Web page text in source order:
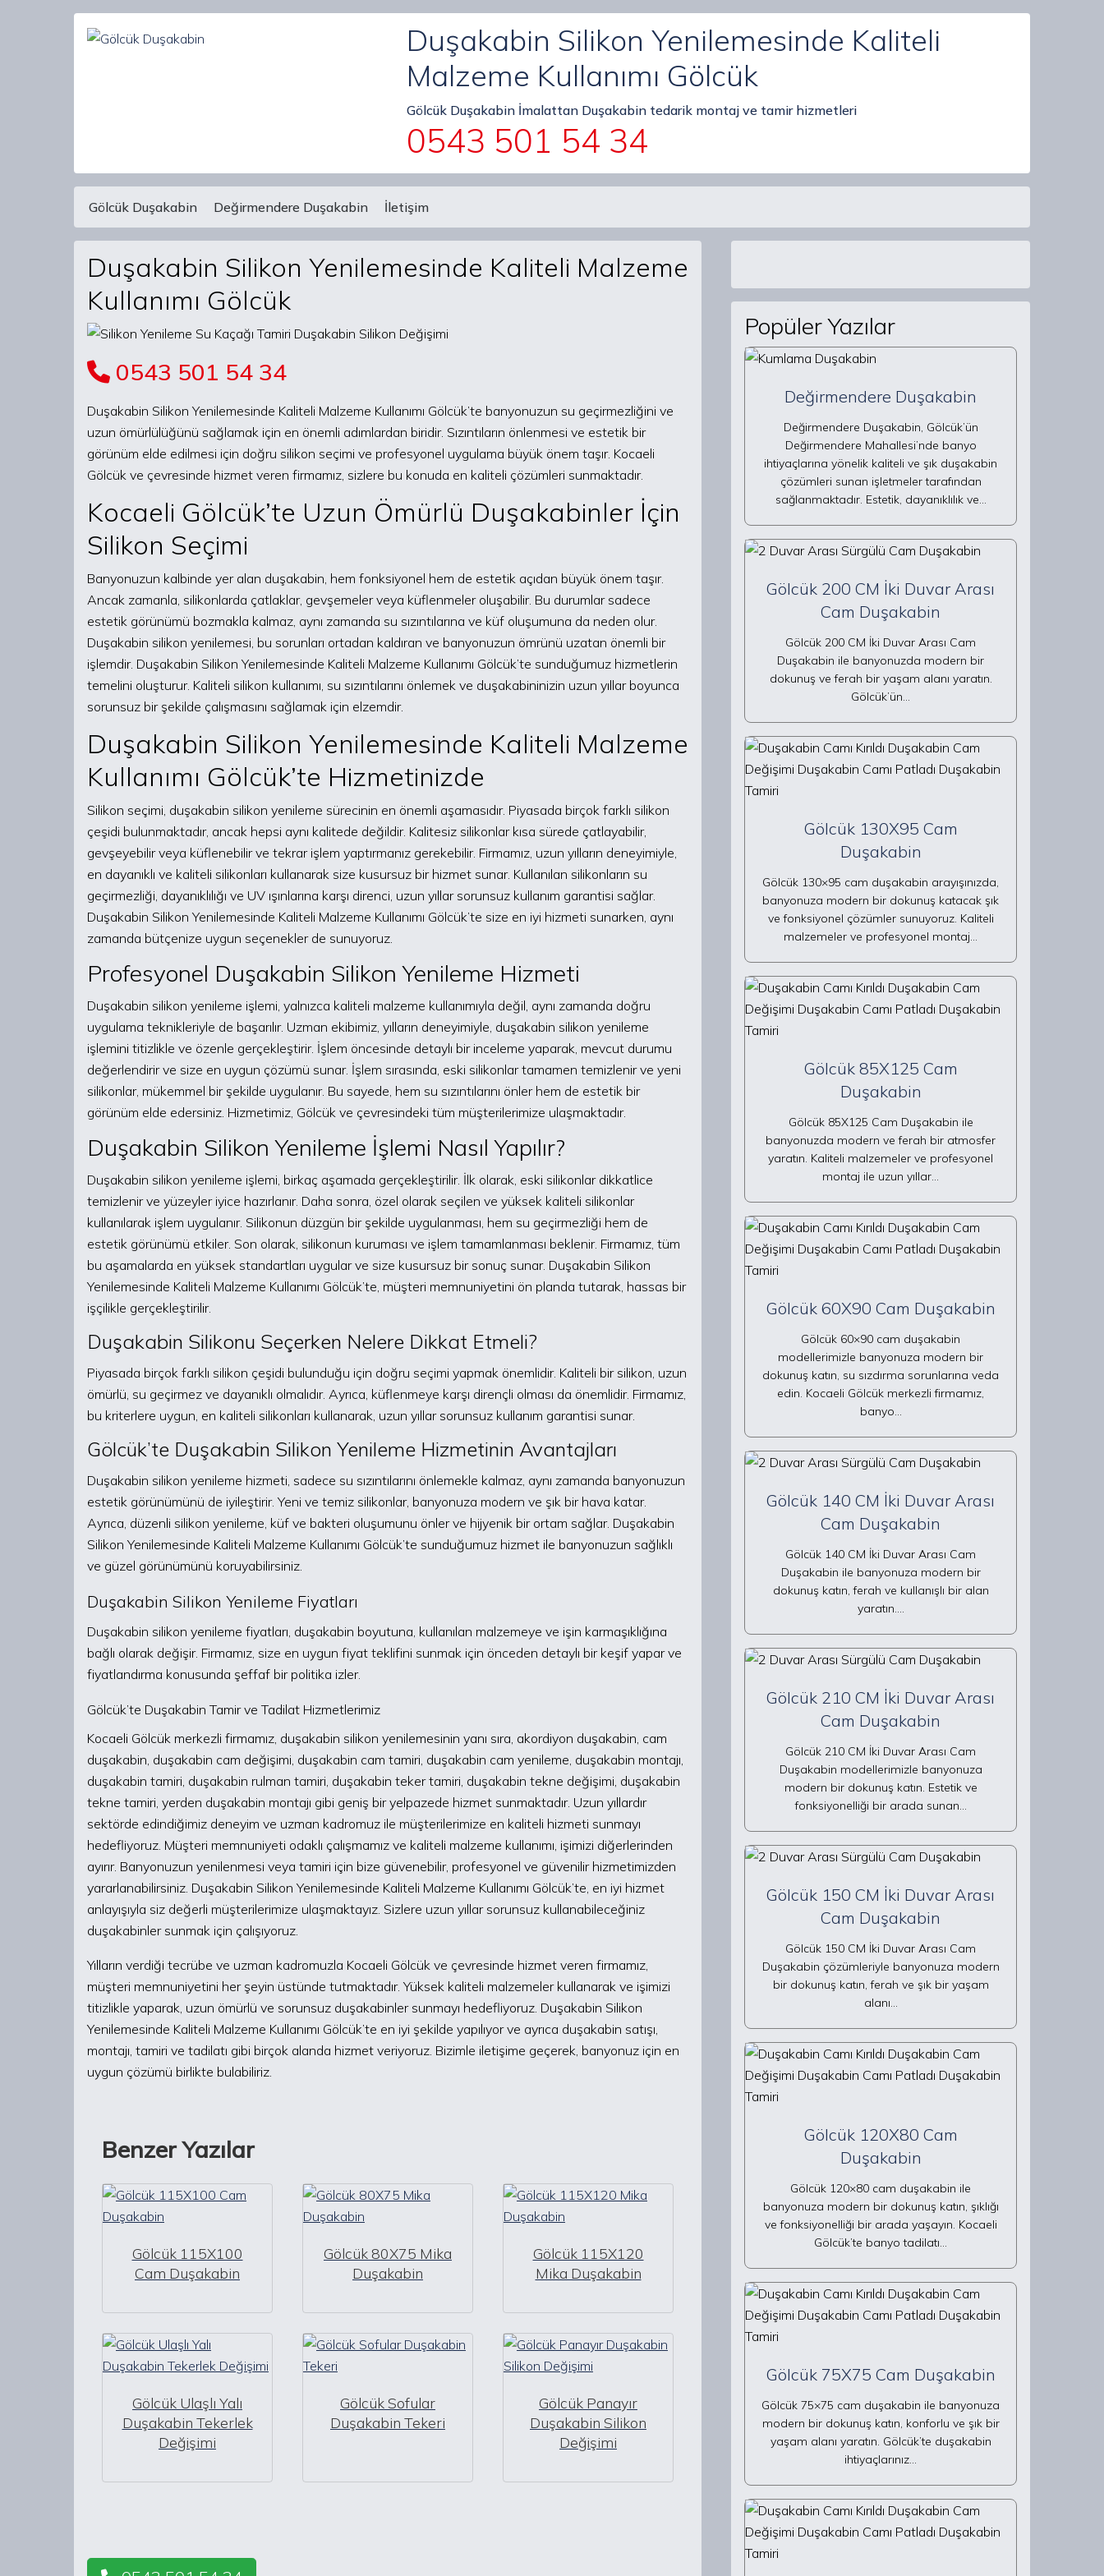
Duşakabin Silikon Yenilemesinde Kaliteli
Malzeme Kullanımı Gölcük
Gölcük Duşakabin İmalattan Duşakabin tedarik montaj ve tamir hizmetleri
0543 501 54 34
Main Navigation
Gölcük Duşakabin Değirmendere Duşakabin İletişim
Duşakabin Silikon Yenilemesinde Kaliteli Malzeme
Kullanımı Gölcük
0543 501 54 34
Duşakabin Silikon Yenilemesinde Kaliteli Malzeme Kullanımı Gölcük’te banyonuzun su geçirmezliğini ve
uzun ömürlülüğünü sağlamak için en önemli adımlardan biridir. Sızıntıların önlenmesi ve estetik bir
görünüm elde edilmesi için doğru silikon seçimi ve profesyonel uygulama büyük önem taşır. Kocaeli
Gölcük ve çevresinde hizmet veren firmamız, sizlere bu konuda en kaliteli çözümleri sunmaktadır.
Kocaeli Gölcük’te Uzun Ömürlü Duşakabinler İçin
Silikon Seçimi
Banyonuzun kalbinde yer alan duşakabin, hem fonksiyonel hem de estetik açıdan büyük önem taşır.
Ancak zamanla, silikonlarda çatlaklar, gevşemeler veya küflenmeler oluşabilir. Bu durumlar sadece
estetik görünümü bozmakla kalmaz, aynı zamanda su sızıntılarına ve küf oluşumuna da neden olur.
Duşakabin silikon yenilemesi, bu sorunları ortadan kaldıran ve banyonuzun ömrünü uzatan önemli bir
işlemdir. Duşakabin Silikon Yenilemesinde Kaliteli Malzeme Kullanımı Gölcük’te sunduğumuz hizmetlerin
temelini oluşturur. Kaliteli silikon kullanımı, su sızıntılarını önlemek ve duşakabininizin uzun yıllar boyunca
sorunsuz bir şekilde çalışmasını sağlamak için elzemdir.
Duşakabin Silikon Yenilemesinde Kaliteli Malzeme
Kullanımı Gölcük’te Hizmetinizde
Silikon seçimi, duşakabin silikon yenileme sürecinin en önemli aşamasıdır. Piyasada birçok farklı silikon
çeşidi bulunmaktadır, ancak hepsi aynı kalitede değildir. Kalitesiz silikonlar kısa sürede çatlayabilir,
gevşeyebilir veya küflenebilir ve tekrar işlem yaptırmanız gerekebilir. Firmamız, uzun yılların deneyimiyle,
en dayanıklı ve kaliteli silikonları kullanarak size kusursuz bir hizmet sunar. Kullanılan silikonların su
geçirmezliği, dayanıklılığı ve UV ışınlarına karşı direnci, uzun yıllar sorunsuz kullanım garantisi sağlar.
Duşakabin Silikon Yenilemesinde Kaliteli Malzeme Kullanımı Gölcük’te size en iyi hizmeti sunarken, aynı
zamanda bütçenize uygun seçenekler de sunuyoruz.
Profesyonel Duşakabin Silikon Yenileme Hizmeti
Duşakabin silikon yenileme işlemi, yalnızca kaliteli malzeme kullanımıyla değil, aynı zamanda doğru
uygulama teknikleriyle de başarılır. Uzman ekibimiz, yılların deneyimiyle, duşakabin silikon yenileme
işlemini titizlikle ve özenle gerçekleştirir. İşlem öncesinde detaylı bir inceleme yaparak, mevcut durumu
değerlendirir ve size en uygun çözümü sunar. İşlem sırasında, eski silikonlar tamamen temizlenir ve yeni
silikonlar, mükemmel bir şekilde uygulanır. Bu sayede, hem su sızıntılarını önler hem de estetik bir
görünüm elde edersiniz. Hizmetimiz, Gölcük ve çevresindeki tüm müşterilerimize ulaşmaktadır.
Duşakabin Silikon Yenileme İşlemi Nasıl Yapılır?
Duşakabin silikon yenileme işlemi, birkaç aşamada gerçekleştirilir. İlk olarak, eski silikonlar dikkatlice
temizlenir ve yüzeyler iyice hazırlanır. Daha sonra, özel olarak seçilen ve yüksek kaliteli silikonlar
kullanılarak işlem uygulanır. Silikonun düzgün bir şekilde uygulanması, hem su geçirmezliği hem de
estetik görünümü etkiler. Son olarak, silikonun kuruması ve işlem tamamlanması beklenir. Firmamız, tüm
bu aşamalarda en yüksek standartları uygular ve size kusursuz bir sonuç sunar. Duşakabin Silikon
Yenilemesinde Kaliteli Malzeme Kullanımı Gölcük’te, müşteri memnuniyetini ön planda tutarak, hassas bir
işçilikle gerçekleştirilir.
Duşakabin Silikonu Seçerken Nelere Dikkat Etmeli?
Piyasada birçok farklı silikon çeşidi bulunduğu için doğru seçimi yapmak önemlidir. Kaliteli bir silikon, uzun
ömürlü, su geçirmez ve dayanıklı olmalıdır. Ayrıca, küflenmeye karşı dirençli olması da önemlidir. Firmamız,
bu kriterlere uygun, en kaliteli silikonları kullanarak, uzun yıllar sorunsuz kullanım garantisi sunar.
Gölcük’te Duşakabin Silikon Yenileme Hizmetinin Avantajları
Duşakabin silikon yenileme hizmeti, sadece su sızıntılarını önlemekle kalmaz, aynı zamanda banyonuzun
estetik görünümünü de iyileştirir. Yeni ve temiz silikonlar, banyonuza modern ve şık bir hava katar.
Ayrıca, düzenli silikon yenileme, küf ve bakteri oluşumunu önler ve hijyenik bir ortam sağlar. Duşakabin
Silikon Yenilemesinde Kaliteli Malzeme Kullanımı Gölcük’te sunduğumuz hizmet ile banyonuzun sağlıklı
ve güzel görünümünü koruyabilirsiniz.
Duşakabin Silikon Yenileme Fiyatları
Duşakabin silikon yenileme fiyatları, duşakabin boyutuna, kullanılan malzemeye ve işin karmaşıklığına
bağlı olarak değişir. Firmamız, size en uygun fiyat teklifini sunmak için önceden detaylı bir keşif yapar ve
fiyatlandırma konusunda şeffaf bir politika izler.
Gölcük’te Duşakabin Tamir ve Tadilat Hizmetlerimiz
Kocaeli Gölcük merkezli firmamız, duşakabin silikon yenilemesinin yanı sıra, akordiyon duşakabin, cam
duşakabin, duşakabin cam değişimi, duşakabin cam tamiri, duşakabin cam yenileme, duşakabin montajı,
duşakabin tamiri, duşakabin rulman tamiri, duşakabin teker tamiri, duşakabin tekne değişimi, duşakabin
tekne tamiri, yerden duşakabin montajı gibi geniş bir yelpazede hizmet sunmaktadır. Uzun yıllardır
sektörde edindiğimiz deneyim ve uzman kadromuz ile müşterilerimize en kaliteli hizmeti sunmayı
hedefliyoruz. Müşteri memnuniyeti odaklı çalışmamız ve kaliteli malzeme kullanımı, işimizi diğerlerinden
ayırır. Banyonuzun yenilenmesi veya tamiri için bize güvenebilir, profesyonel ve güvenilir hizmetimizden
yararlanabilirsiniz. Duşakabin Silikon Yenilemesinde Kaliteli Malzeme Kullanımı Gölcük’te, en iyi hizmet
anlayışıyla siz değerli müşterilerimize ulaşmaktayız. Sizlere uzun yıllar sorunsuz kullanabileceğiniz
duşakabinler sunmak için çalışıyoruz.
Yılların verdiği tecrübe ve uzman kadromuzla Kocaeli Gölcük ve çevresinde hizmet veren firmamız,
müşteri memnuniyetini her şeyin üstünde tutmaktadır. Yüksek kaliteli malzemeler kullanarak ve işimizi
titizlikle yaparak, uzun ömürlü ve sorunsuz duşakabinler sunmayı hedefliyoruz. Duşakabin Silikon
Yenilemesinde Kaliteli Malzeme Kullanımı Gölcük’te en iyi şekilde yapılıyor ve ayrıca duşakabin satışı,
montajı, tamiri ve tadilatı gibi birçok alanda hizmet veriyoruz. Bizimle iletişime geçerek, banyonuz için en
uygun çözümü birlikte bulabiliriz.
Benzer Yazılar
Gölcük 115X100
Cam Duşakabin
Gölcük 80X75 Mika
Duşakabin
Gölcük 115X120
Mika Duşakabin
Gölcük Ulaşlı Yalı
Duşakabin Tekerlek
Değişimi
Gölcük Sofular
Duşakabin Tekeri
Gölcük Panayır
Duşakabin Silikon
Değişimi
Popüler Yazılar
Değirmendere Duşakabin
Değirmendere Duşakabin, Gölcük’ün
Değirmendere Mahallesi’nde banyo
ihtiyaçlarına yönelik kaliteli ve şık duşakabin
çözümleri sunan işletmeler tarafından
sağlanmaktadır. Estetik, dayanıklılık ve…
Gölcük 200 CM İki Duvar Arası
Cam Duşakabin
Gölcük 200 CM İki Duvar Arası Cam
Duşakabin ile banyonuzda modern bir
dokunuş ve ferah bir yaşam alanı yaratın.
Gölcük’ün…
Gölcük 130X95 Cam
Duşakabin
Gölcük 130×95 cam duşakabin arayışınızda,
banyonuza modern bir dokunuş katacak şık
ve fonksiyonel çözümler sunuyoruz. Kaliteli
malzemeler ve profesyonel montaj…
Gölcük 85X125 Cam
Duşakabin
Gölcük 85X125 Cam Duşakabin ile
banyonuzda modern ve ferah bir atmosfer
yaratın. Kaliteli malzemeler ve profesyonel
montaj ile uzun yıllar…
Gölcük 60X90 Cam Duşakabin
Gölcük 60×90 cam duşakabin
modellerimizle banyonuza modern bir
dokunuş katın, su sızdırma sorunlarına veda
edin. Kocaeli Gölcük merkezli firmamız,
banyo…
Gölcük 140 CM İki Duvar Arası
Cam Duşakabin
Gölcük 140 CM İki Duvar Arası Cam
Duşakabin ile banyonuza modern bir
dokunuş katın, ferah ve kullanışlı bir alan
yaratın.…
Gölcük 210 CM İki Duvar Arası
Cam Duşakabin
Gölcük 210 CM İki Duvar Arası Cam
Duşakabin modellerimizle banyonuza
modern bir dokunuş katın. Estetik ve
fonksiyonelliği bir arada sunan…
Gölcük 150 CM İki Duvar Arası
Cam Duşakabin
Gölcük 150 CM İki Duvar Arası Cam
Duşakabin çözümleriyle banyonuza modern
bir dokunuş katın, ferah ve şık bir yaşam
alanı…
Gölcük 120X80 Cam
Duşakabin
Gölcük 120×80 cam duşakabin ile
banyonuza modern bir dokunuş katın, şıklığı
ve fonksiyonelliği bir arada yaşayın. Kocaeli
Gölcük’te banyo tadilatı…
Gölcük 75X75 Cam Duşakabin
Gölcük 75×75 cam duşakabin ile banyonuza
modern bir dokunuş katın, konforlu ve şık bir
yaşam alanı yaratın. Gölcük’te duşakabin
ihtiyaçlarınız…